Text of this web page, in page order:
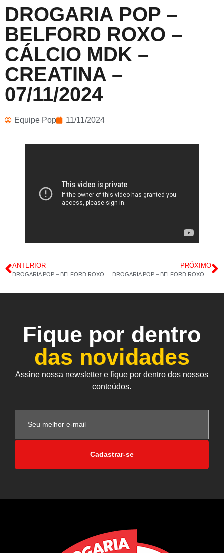
DROGARIA POP –
BELFORD ROXO –
CÁLCIO MDK –
CREATINA –
07/11/2024
Equipe Pop 11/11/2024
ANTERIOR PRÓXIMO
Fique por dentro
das novidades
Assine nossa newsletter e fique por dentro dos nossos
conteúdos.
Cadastrar-se